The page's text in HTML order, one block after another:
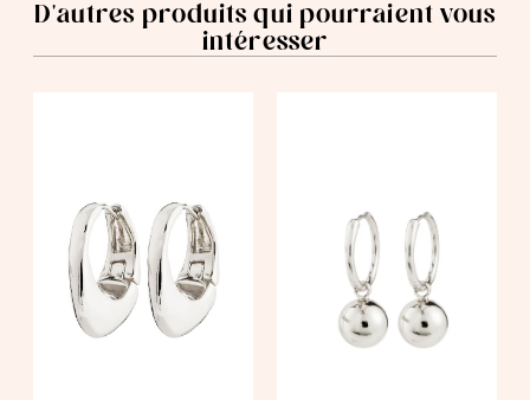
D'autres produits qui pourraient vous
intéresser